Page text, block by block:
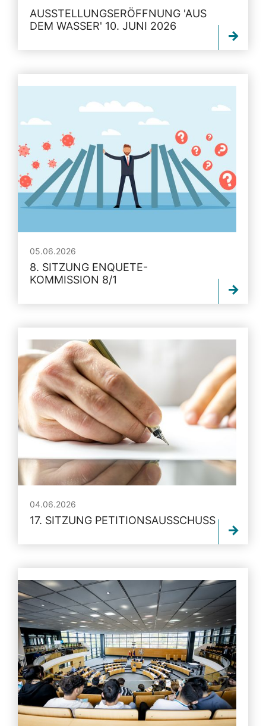
AUSSTELLUNGSERÖFFNUNG 'AUS
DEM WASSER' 10. JUNI 2026
05.06.2026
8. SITZUNG ENQUETE-
KOMMISSION 8/1
04.06.2026
17. SITZUNG PETITIONSAUSSCHUSS